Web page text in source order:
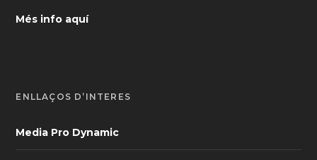
Més info aquí
ENLLAÇOS D’INTERÈS
Media Pro Dynamic